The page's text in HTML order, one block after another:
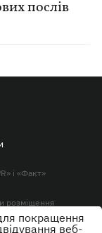
послів
і «Факт»
розміщення
покращення
веб-